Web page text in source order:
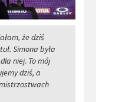
że dziś
Simona była
niej. To mój
dziś, a